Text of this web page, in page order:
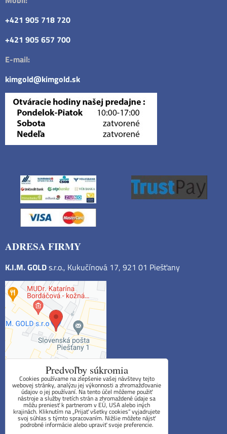
+421 905 718 720
+421 905 657 700
E-mail:
kimgold@kimgold.sk
ADRESA FIRMY
K.I.M. GOLDs.r.o., Kukučínová 17, 921 01 Piešťany
Obchodné podmienky
Reklamačný poriadok
Predvoľby súkromia
Cookies používame na zlepšenie vašej návštevy tejto
webovej stránky, analýzu jej výkonnosti a zhromažďovanie
údajov o jej používaní. Na tento účel môžeme použiť
nástroje a služby tretích strán a zhromaždené údaje sa
môžu preniesť k partnerom v EÚ, USA alebo iných
krajinách. Kliknutím na „Prijať všetky cookies“ vyjadrujete
svoj súhlas s týmto spracovaním. Nižšie môžete nájsť
podrobné informácie alebo upraviť svoje preferencie.